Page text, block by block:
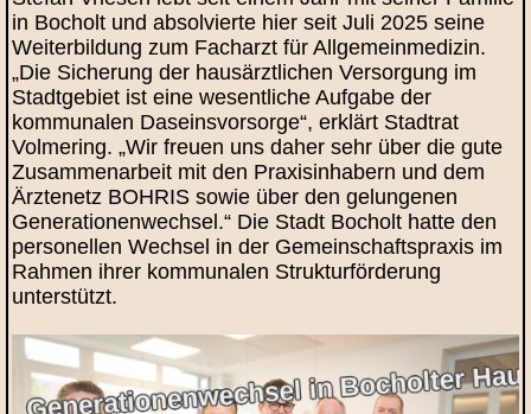
in Bocholt und absolvierte hier seit Juli 2025 seine
Weiterbildung zum Facharzt für Allgemeinmedizin.
„Die Sicherung der hausärztlichen Versorgung im
Stadtgebiet ist eine wesentliche Aufgabe der
kommunalen Daseinsvorsorge“, erklärt Stadtrat
Volmering. „Wir freuen uns daher sehr über die gute
Zusammenarbeit mit den Praxisinhabern und dem
Ärztenetz BOHRIS sowie über den gelungenen
Generationenwechsel.“ Die Stadt Bocholt hatte den
personellen Wechsel in der Gemeinschaftspraxis im
Rahmen ihrer kommunalen Strukturförderung
unterstützt.